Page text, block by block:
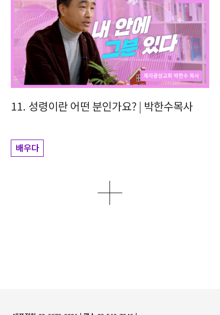
11. 성령이란 어떤 분인가요? | 박한수목사
배우다